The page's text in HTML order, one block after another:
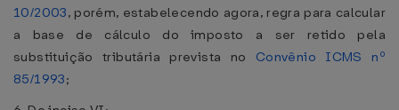
10/2003, porém, estabelecendo agora, regra para calcular
a base de cálculo do imposto a ser retido pela
substituição tributária prevista no Convênio ICMS nº
85/1993;